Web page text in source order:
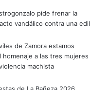
pide frenar la
vandálico contra una edil
de Zamora estamos
a las tres mujeres
machista